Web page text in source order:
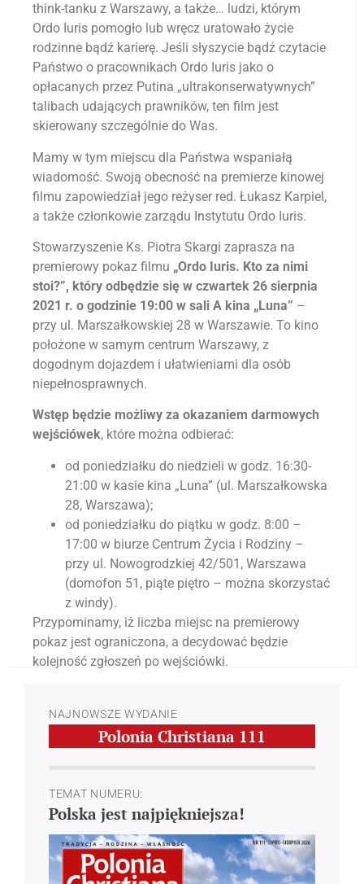
think-tanku z Warszawy, a także… ludzi, którym
Ordo Iuris pomogło lub wręcz uratowało życie
rodzinne bądź karierę. Jeśli słyszycie bądź czytacie
Państwo o pracownikach Ordo Iuris jako o
opłacanych przez Putina „ultrakonserwatywnych”
talibach udających prawników, ten film jest
skierowany szczególnie do Was.
Mamy w tym miejscu dla Państwa wspaniałą
wiadomość. Swoją obecność na premierze kinowej
filmu zapowiedział jego reżyser red. Łukasz Karpiel,
a także członkowie zarządu Instytutu Ordo Iuris.
Stowarzyszenie Ks. Piotra Skargi zaprasza na
premierowy pokaz filmu „Ordo Iuris. Kto za nimi
stoi?”, który odbędzie się w czwartek 26 sierpnia
2021 r. o godzinie 19:00 w sali A kina „Luna” –
przy ul. Marszałkowskiej 28 w Warszawie. To kino
położone w samym centrum Warszawy, z
dogodnym dojazdem i ułatwieniami dla osób
niepełnosprawnych.
Wstęp będzie możliwy za okazaniem darmowych
wejściówek, które można odbierać:
od poniedziałku do niedzieli w godz. 16:30-
21:00 w kasie kina „Luna” (ul. Marszałkowska
28, Warszawa);
od poniedziałku do piątku w godz. 8:00 –
17:00 w biurze Centrum Życia i Rodziny –
przy ul. Nowogrodzkiej 42/501, Warszawa
(domofon 51, piąte piętro – można skorzystać
z windy).
Przypominamy, iż liczba miejsc na premierowy
pokaz jest ograniczona, a decydować będzie
kolejność zgłoszeń po wejściówki.
NAJNOWSZE WYDANIE
Polonia Christiana 111
TEMAT NUMERU:
Polska jest najpiękniejsza!